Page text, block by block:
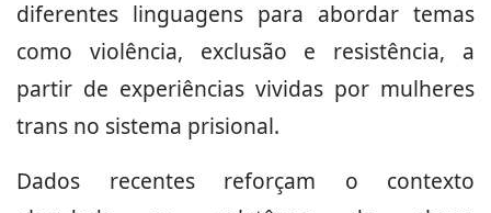
diferentes linguagens para abordar temas
como violência, exclusão e resistência, a
partir de experiências vividas por mulheres
trans no sistema prisional.
Dados recentes reforçam o contexto